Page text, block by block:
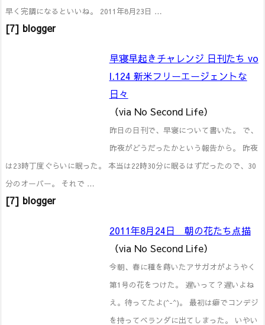
早く完調になるといいね。 2011年8月23日 …
[7] blogger
早寝早起きチャレンジ 日刊たち vo
l.124 新米フリーエージェントな
日々
（via No Second Life）
昨日の日刊で、早寝について書いた。 で、
昨夜がどうだったかという報告から。 昨夜
は23時丁度ぐらいに眠った。 本当は22時30分に眠るはずだったので、30
分のオーバー。 それで …
[7] blogger
2011年8月24日 朝の花たち点描
（via No Second Life）
今朝、春に種を蒔いたアサガオがようやく
第1号の花をつけた。 遅いって？遅いよね
え。待ってたよ(^-^)。 最初は癖でコンデジ
を持ってベランダに出てしまった。 いやい